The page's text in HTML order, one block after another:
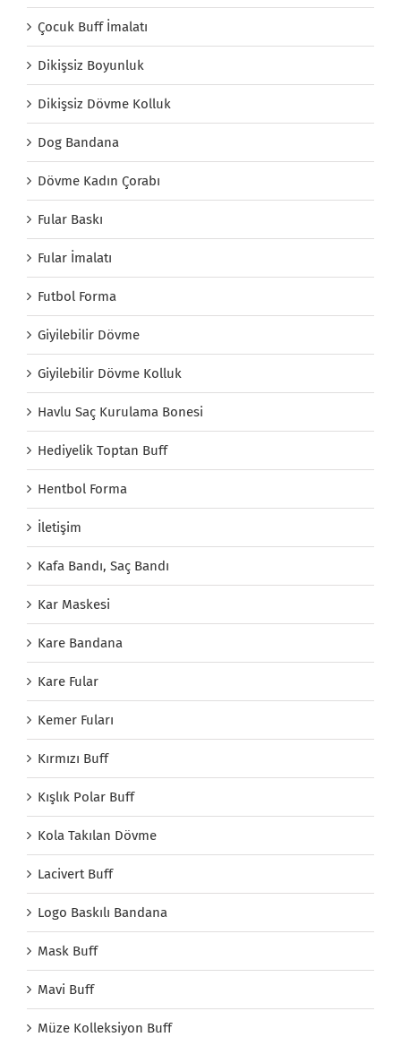
Çocuk Buff İmalatı
Dikişsiz Boyunluk
Dikişsiz Dövme Kolluk
Dog Bandana
Dövme Kadın Çorabı
Fular Baskı
Fular İmalatı
Futbol Forma
Giyilebilir Dövme
Giyilebilir Dövme Kolluk
Havlu Saç Kurulama Bonesi
Hediyelik Toptan Buff
Hentbol Forma
İletişim
Kafa Bandı, Saç Bandı
Kar Maskesi
Kare Bandana
Kare Fular
Kemer Fuları
Kırmızı Buff
Kışlık Polar Buff
Kola Takılan Dövme
Lacivert Buff
Logo Baskılı Bandana
Mask Buff
Mavi Buff
Müze Kolleksiyon Buff